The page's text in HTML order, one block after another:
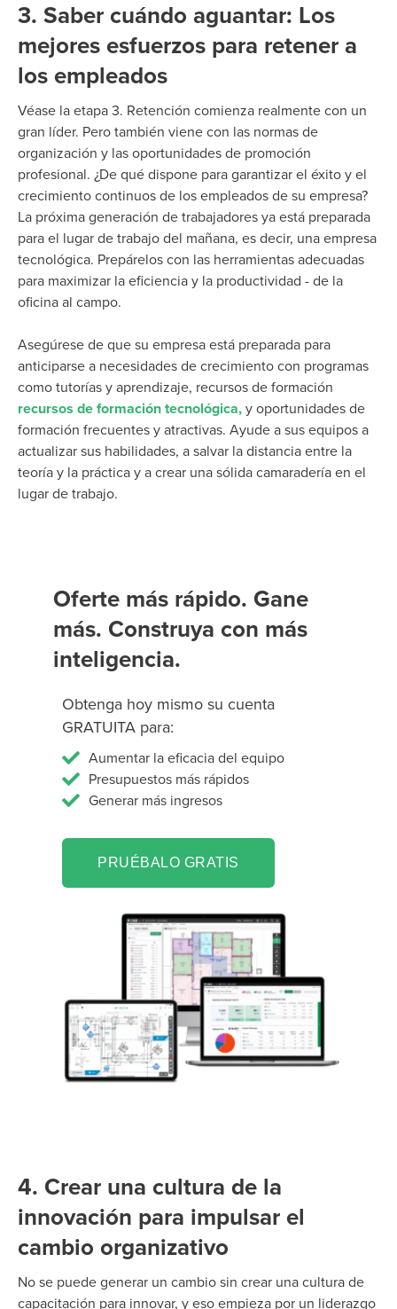
3. Saber cuándo aguantar: Los
mejores esfuerzos para retener a
los empleados
Véase la etapa 3. Retención comienza realmente con un
gran líder. Pero también viene con las normas de
organización y las oportunidades de promoción
profesional. ¿De qué dispone para garantizar el éxito y el
crecimiento continuos de los empleados de su empresa?
La próxima generación de trabajadores ya está preparada
para el lugar de trabajo del mañana, es decir, una empresa
tecnológica. Prepárelos con las herramientas adecuadas
para maximizar la eficiencia y la productividad - de la
oficina al campo.
Asegúrese de que su empresa está preparada para
anticiparse a necesidades de crecimiento con programas
como tutorías y aprendizaje, recursos de formación
recursos de formación tecnológica, y oportunidades de
formación frecuentes y atractivas. Ayude a sus equipos a
actualizar sus habilidades, a salvar la distancia entre la
teoría y la práctica y a crear una sólida camaradería en el
lugar de trabajo.
Oferte más rápido. Gane
más. Construya con más
inteligencia.
Obtenga hoy mismo su cuenta
GRATUITA para:
Aumentar la eficacia del equipo
Presupuestos más rápidos
Generar más ingresos
PRUÉBALO GRATIS
4. Crear una cultura de la
innovación para impulsar el
cambio organizativo
No se puede generar un cambio sin crear una cultura de
capacitación para innovar, y eso empieza por un liderazgo